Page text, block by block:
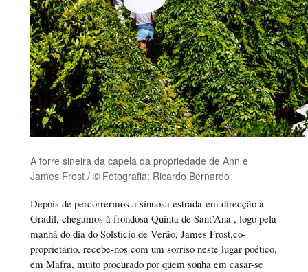
A torre sineira da capela da propriedade de Ann e
James Frost / © Fotografia: Ricardo Bernardo
Depois de percorrermos a sinuosa estrada em direcção a
Gradil, chegamos à frondosa Quinta de Sant’Ana , logo pela
manhã do dia do Solstício de Verão, James Frost,co-
proprietário, recebe-nos com um sorriso neste lugar poético,
em Mafra, muito procurado por quem sonha em casar-se